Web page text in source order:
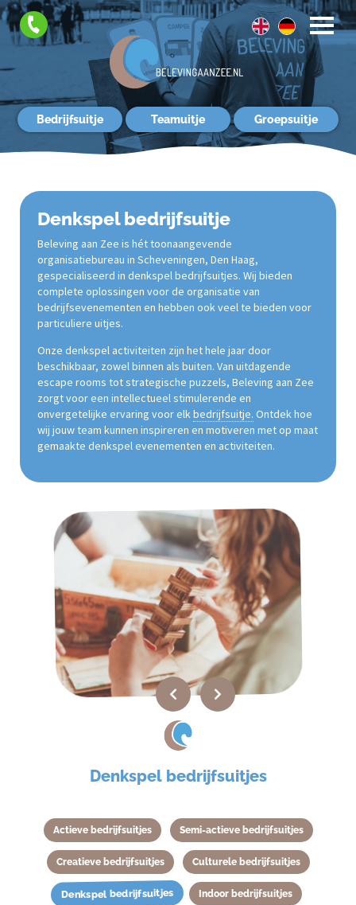
Bedrijfsuitje Teamuitje Groepsuitje
Contact
Denkspel bedrijfsuitje
Beleving aan Zee is hét toonaangevende
organisatiebureau in Scheveningen, Den Haag,
gespecialiseerd in denkspel bedrijfsuitjes. Wij bieden
complete oplossingen voor de organisatie van
bedrijfsevenementen en hebben ook veel te bieden voor
particuliere uitjes.
Onze denkspel activiteiten zijn het hele jaar door
beschikbaar, zowel binnen als buiten. Van uitdagende
escape rooms tot strategische puzzels, Beleving aan Zee
zorgt voor een intellectueel stimulerende en
onvergetelijke ervaring voor elkbedrijfsuitje. Ontdek hoe
wij jouw team kunnen inspireren en motiveren met op maat
gemaakte denkspel evenementen en activiteiten.
Denkspel bedrijfsuitjes
Actieve bedrijfsuitjes Semi-actieve bedrijfsuitjes
Creatieve bedrijfsuitjes Culturele bedrijfsuitjes
Denkspel bedrijfsuitjes Indoor bedrijfsuitjes